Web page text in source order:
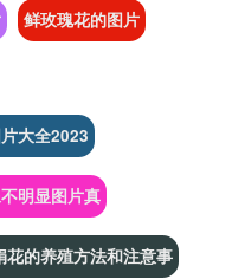
鲜玫瑰花的图片
大全2023
明显图片真
花的养殖方法和注意事